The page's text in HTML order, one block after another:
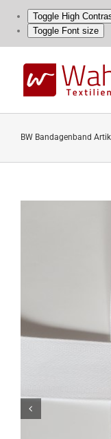
Toggle High
Toggle Font size
content
BW Bandagenband